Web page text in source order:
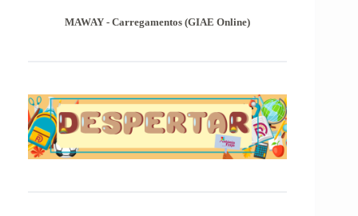
MAWAY - Carregamentos (GIAE Online)